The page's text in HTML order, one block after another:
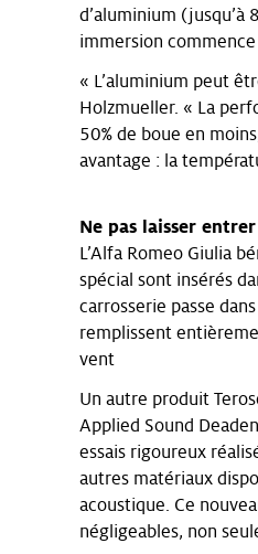
d’aluminium
immersion
« L’aluminium peut
Holzmueller. « La
50% de boue en
avantage : la
Ne pas laisser
L’Alfa Romeo Giulia
spécial sont insérés
carrosserie passe
remplissent
vent
Un autre produit
Applied Sound
essais rigoureux
autres matériaux
acoustique. Ce
négligeables, non